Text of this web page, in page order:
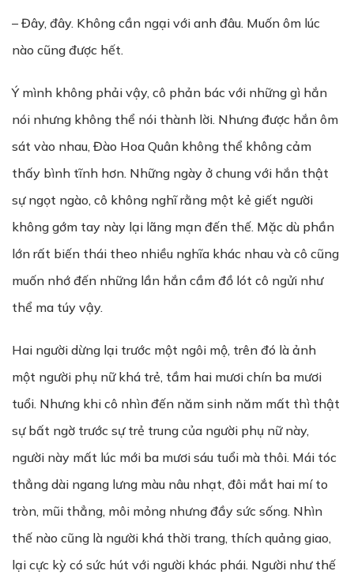
– Đây, đây. Không cần ngại với anh đâu. Muốn ôm lúc
nào cũng được hết.
Ý mình không phải vậy, cô phản bác với những gì hắn
nói nhưng không thể nói thành lời. Nhưng được hắn ôm
sát vào nhau, Đào Hoa Quân không thể không cảm
thấy bình tĩnh hơn. Những ngày ở chung với hắn thật
sự ngọt ngào, cô không nghĩ rằng một kẻ giết người
không gớm tay này lại lãng mạn đến thế. Mặc dù phần
lớn rất biến thái theo nhiều nghĩa khác nhau và cô cũng
muốn nhớ đến những lần hắn cầm đồ lót cô ngửi như
thể ma túy vậy.
Hai người dừng lại trước một ngôi mộ, trên đó là ảnh
một người phụ nữ khá trẻ, tầm hai mươi chín ba mươi
tuổi. Nhưng khi cô nhìn đến năm sinh năm mất thì thật
sự bất ngờ trước sự trẻ trung của người phụ nữ này,
người này mất lúc mới ba mươi sáu tuổi mà thôi. Mái tóc
thẳng dài ngang lưng màu nâu nhạt, đôi mắt hai mí to
tròn, mũi thẳng, môi mỏng nhưng đầy sức sống. Nhìn
thế nào cũng là người khá thời trang, thích quảng giao,
lại cực kỳ có sức hút với người khác phái. Người như thế